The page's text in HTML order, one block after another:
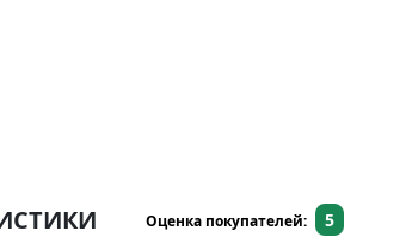
Оценка покупателей: 5